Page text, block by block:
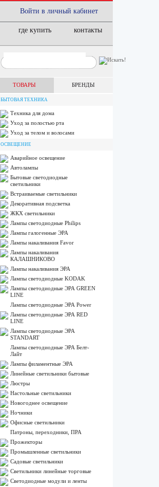
Войти в личный кабинет
где купить контакты
ТОВАРЫ БРЕНДЫ
БЫТОВАЯ ТЕХНИКА
Техника для дома
Уход за полостью рта
Уход за телом и волосами
ОСВЕЩЕНИЕ
Аварийное освещение
Автолампы
Бытовые светодиодные
светильники
Встраиваемые светильники
Декоративная подсветка
ЖКХ светильники
Лампы cветодиодные Philips
Лампы галогенные ЭРА
Лампы накаливания Favor
Лампы накаливания
КАЛАШНИКОВО
Лампы накаливания ЭРА
Лампы светодиодные KODAK
Лампы светодиодные ЭРА GREEN
LINE
Лампы светодиодные ЭРА Power
Лампы светодиодные ЭРА RED
LINE
Лампы светодиодные ЭРА
STANDART
Лампы светодиодные ЭРА Белт-
Лайт
Лампы филаментные ЭРА
Линейные светильники бытовые
Люстры
Настольные светильники
Новогоднее освещение
Ночники
Офисные светильники
Патроны, переходники, ПРА
Прожекторы
Промышленные светильники
Садовые светильники
Светильники линейные торговые
Светодиодные модули и ленты